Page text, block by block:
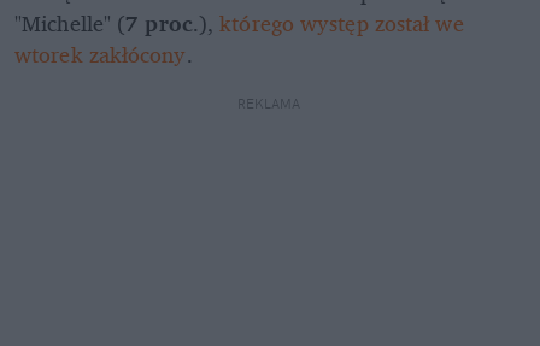
"Michelle" (7 proc.), którego występ został we
wtorek zakłócony.
REKLAMA